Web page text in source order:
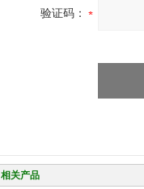
验证码：
相关产品